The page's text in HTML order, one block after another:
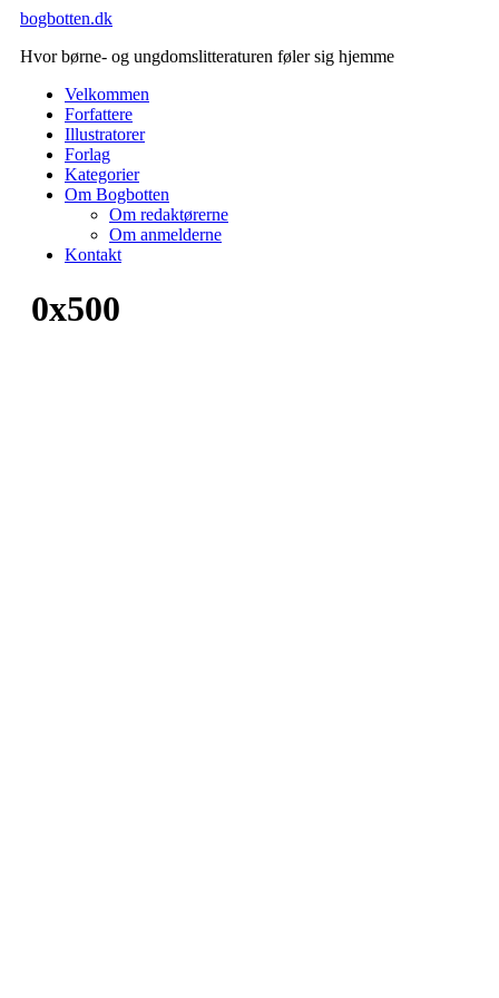
Videre
indhold
bogbotten.dk
Hvor børne- og ungdomslitteraturen føler sig hjemme
Velkommen
Forfattere
Illustratorer
Forlag
Kategorier
Om Bogbotten
Om redaktørerne
Om anmelderne
Kontakt
0x500